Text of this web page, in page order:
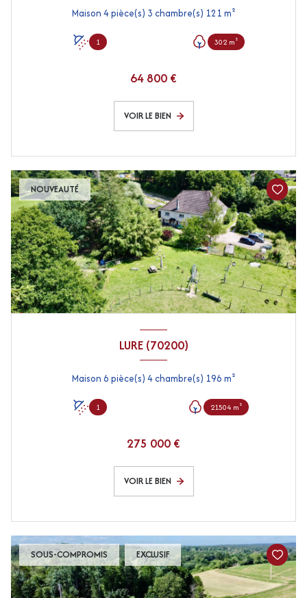
Maison 4 pièce(s) 3 chambre(s) 121 m²
1 302 m²
64 800 €
VOIR LE BIEN
NOUVEAUTÉ
LURE (70200)
Maison 6 pièce(s) 4 chambre(s) 196 m²
1 21504 m²
275 000 €
VOIR LE BIEN
SOUS-COMPROMIS EXCLUSIF